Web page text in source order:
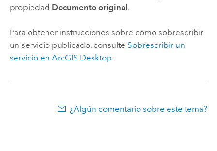
propiedad Documento original.
Para obtener instrucciones sobre cómo sobrescribir
un servicio publicado, consulte Sobrescribir un
servicio en ArcGIS Desktop.
¿Algún comentario sobre este tema?